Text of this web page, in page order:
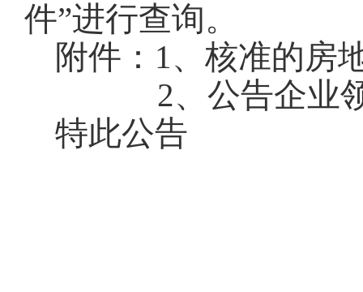
件”进行查询。
附件：1、核准的房
2、公告企业领
特此公告